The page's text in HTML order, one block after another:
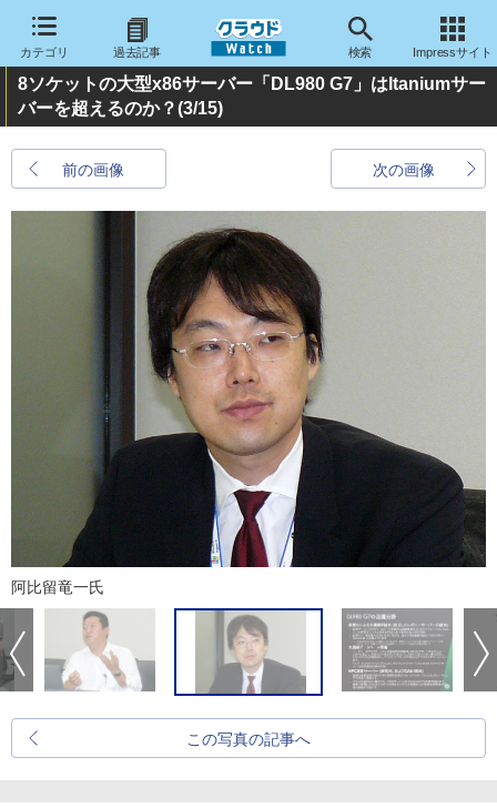
カテゴリ 過去記事 検索 Impressサイト
8ソケットの大型x86サーバー「DL980 G7」はItaniumサー
バーを超えるのか？(3/15)
前の画像 次の画像
阿比留竜一氏
この写真の記事へ